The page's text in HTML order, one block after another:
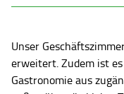
Unser
erweitert. Zudem ist
Gastronomie aus